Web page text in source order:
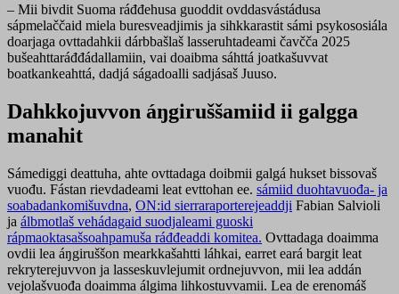
– Mii bivdit Suoma ráđđehusa guoddit ovddasvástádusa
sápmelaččaid miela buresveadjimis ja sihkkarastit sámi psykososiála
doarjaga ovttadahkii dárbbašlaš lasseruhtadeami čavčča 2025
bušeahttaráđđádallamiin, vai doaibma sáhttá joatkašuvvat
boatkankeahttá, dadjá ságadoalli sadjásaš Juuso.
Dahkkojuvvon áŋgiruššamiid ii galgga
manahit
Sámediggi deattuha, ahte ovttadaga doibmii galgá hukset bissovaš
vuođu. Fástan rievdadeami leat evttohan ee. sámiid duohtavuođa- ja
soabadankomišuvdna, ON:id sierraraporterejeaddji Fabian Salvioli
ja álbmotlaš vehádagaid suodjaleami guoski
rápmaoktasašsoahpamuša ráđđeaddi komitea. Ovttadaga doaimma
ovdii lea áŋgiruššon mearkkašahtti láhkai, earret eará bargit leat
rekryterejuvvon ja lasseskuvlejumit ordnejuvvon, mii lea addán
vejolašvuođa doaimma álgima lihkostuvvamii. Lea de erenomáš